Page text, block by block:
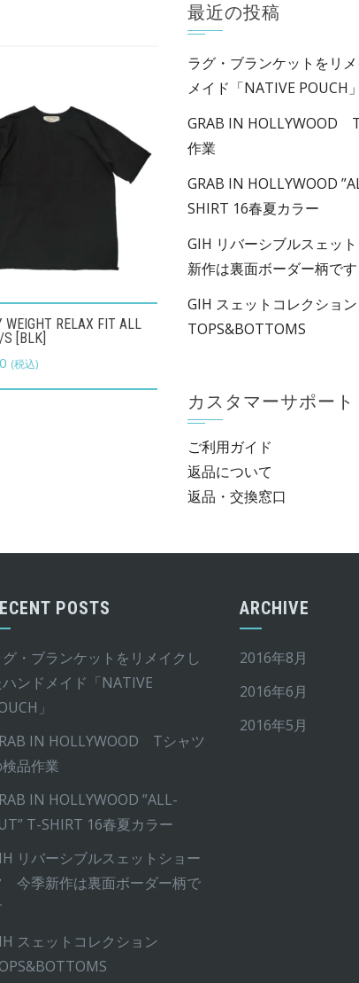
WEIGHT RELAX FIT ALL
S [BLK]
(税込)
最近の投稿
ラグ・ブランケットをリ
メイド「NATIVE POUCH」
GRAB IN HOLLYWOOD
作業
GRAB IN HOLLYWOOD
SHIRT 16春夏カラー
GIH リバーシブルスェッ
新作は裏面ボーダー柄です
GIH スェットコレクション
TOPS&BOTTOMS
カスタマーサポート
ご利用ガイド
返品について
返品・交換窓口
POSTS
グ・ブランケットをリメイクし
ハンドメイド「NATIVE
」
IN HOLLYWOOD Tシャツ
品作業
IN HOLLYWOOD ”ALL-
T-SHIRT 16春夏カラー
リバーシブルスェットショー
今季新作は裏面ボーダー柄で
スェットコレクション
ARCHIVE
2016年8月
2016年6月
2016年5月